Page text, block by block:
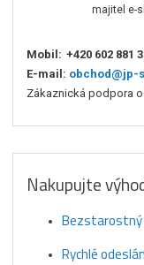
majitel e-
Mobil: +420 602 881
E-mail: obchod@jp-
Zákaznická podpora
Nakupujte
Bezstarostný
Rychlé